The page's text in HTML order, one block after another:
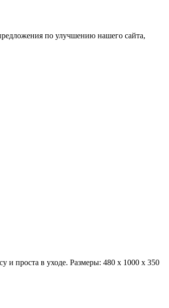
по улучшению нашего сайта,
проста в уходе. Размеры: 480 х 1000 х 350